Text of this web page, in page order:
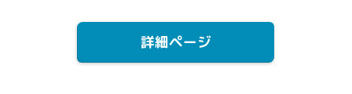
詳細ページ